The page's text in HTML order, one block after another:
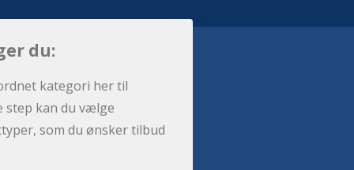
du:
kategori her til
step kan du vælge
som du ønsker tilbud